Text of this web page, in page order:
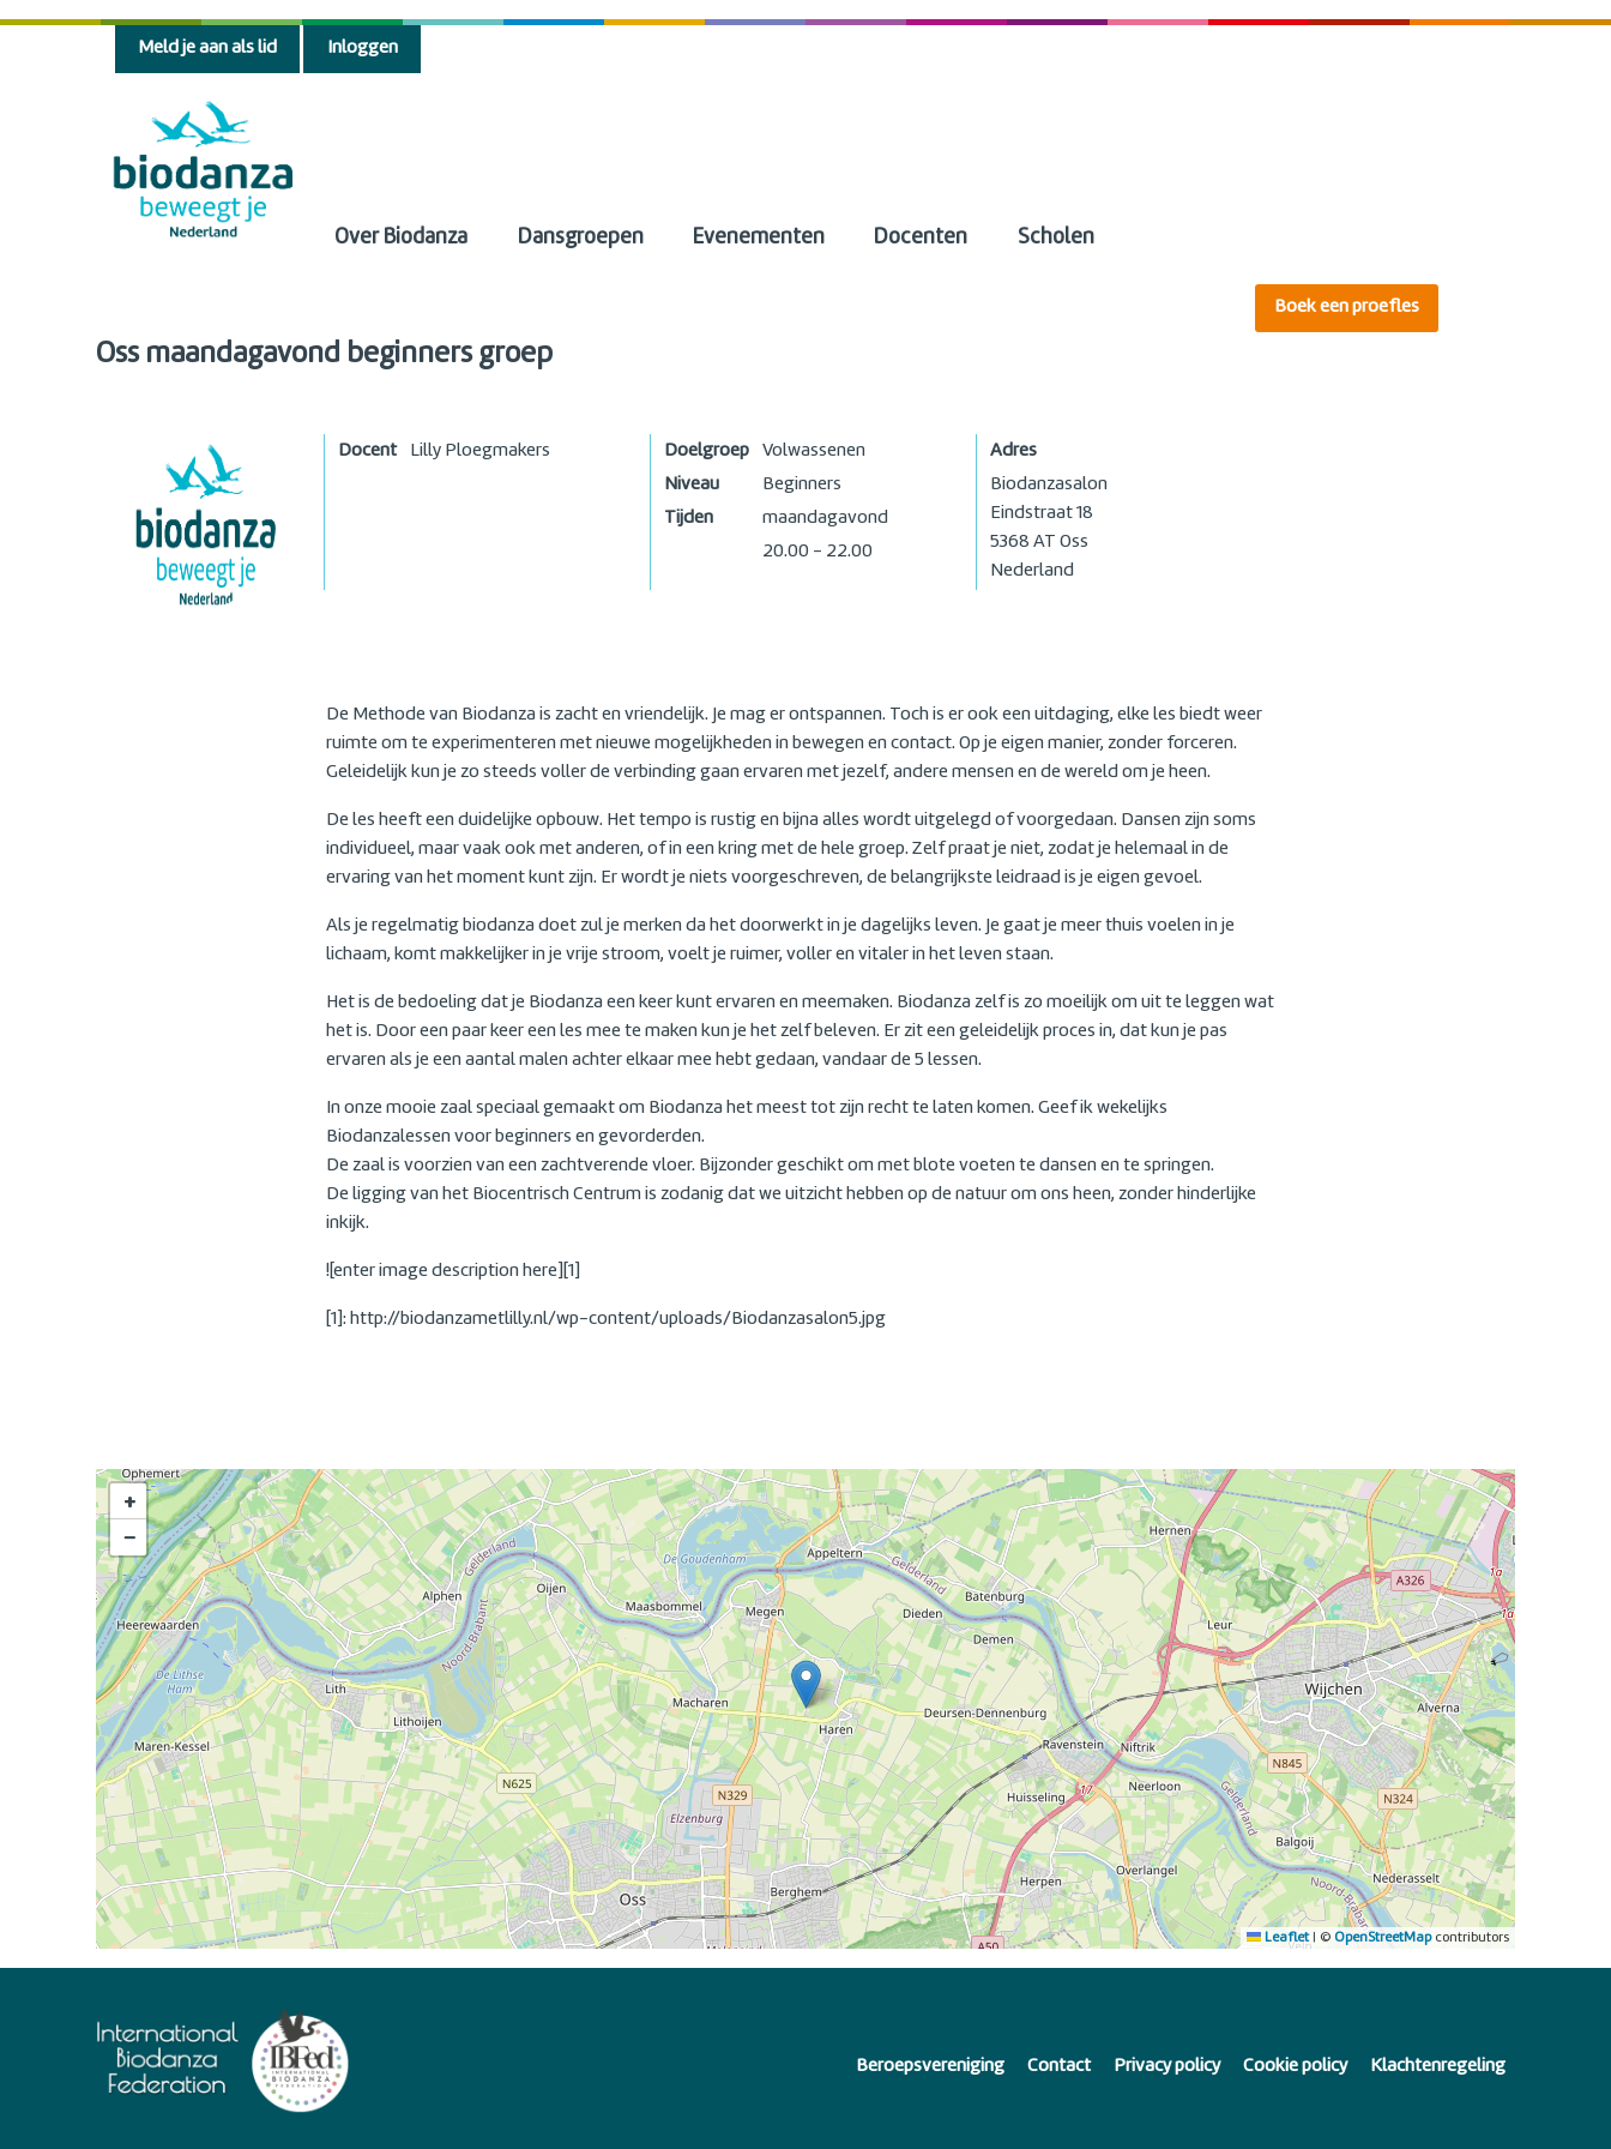
Meld je aan als lid Inloggen
Over Biodanza Dansgroepen Evenementen Docenten Scholen
Boek een proefles
Oss maandagavond beginners groep
Docent Lilly Ploegmakers Doelgroep
Volwassenen
Niveau
Beginners
Tijden
maandagavond
20.00 - 22.00
Adres
Biodanzasalon
Eindstraat 18
5368 AT Oss
Nederland
De Methode van Biodanza is zacht en vriendelijk. Je mag er ontspannen. Toch is er ook een uitdaging, elke les biedt weer
ruimte om te experimenteren met nieuwe mogelijkheden in bewegen en contact. Op je eigen manier, zonder forceren.
Geleidelijk kun je zo steeds voller de verbinding gaan ervaren met jezelf, andere mensen en de wereld om je heen.
De les heeft een duidelijke opbouw. Het tempo is rustig en bijna alles wordt uitgelegd of voorgedaan. Dansen zijn soms
individueel, maar vaak ook met anderen, of in een kring met de hele groep. Zelf praat je niet, zodat je helemaal in de
ervaring van het moment kunt zijn. Er wordt je niets voorgeschreven, de belangrijkste leidraad is je eigen gevoel.
Als je regelmatig biodanza doet zul je merken da het doorwerkt in je dagelijks leven. Je gaat je meer thuis voelen in je
lichaam, komt makkelijker in je vrije stroom, voelt je ruimer, voller en vitaler in het leven staan.
Het is de bedoeling dat je Biodanza een keer kunt ervaren en meemaken. Biodanza zelf is zo moeilijk om uit te leggen wat
het is. Door een paar keer een les mee te maken kun je het zelf beleven. Er zit een geleidelijk proces in, dat kun je pas
ervaren als je een aantal malen achter elkaar mee hebt gedaan, vandaar de 5 lessen.
In onze mooie zaal speciaal gemaakt om Biodanza het meest tot zijn recht te laten komen. Geef ik wekelijks
Biodanzalessen voor beginners en gevorderden.
De zaal is voorzien van een zachtverende vloer. Bijzonder geschikt om met blote voeten te dansen en te springen.
De ligging van het Biocentrisch Centrum is zodanig dat we uitzicht hebben op de natuur om ons heen, zonder hinderlijke
inkijk.
![enter image description here][1]
[1]: http://biodanzametlilly.nl/wp-content/uploads/Biodanzasalon5.jpg
+
−
Leaflet © OpenStreetMapcontributors
Beroepsvereniging Contact Privacy policy Cookie policy Klachtenregeling